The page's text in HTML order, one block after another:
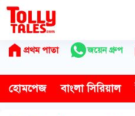
Skip
content
প্রথম পাতা জয়েন গ্রুপ
হোমপেজ বাংলা সিরিয়াল